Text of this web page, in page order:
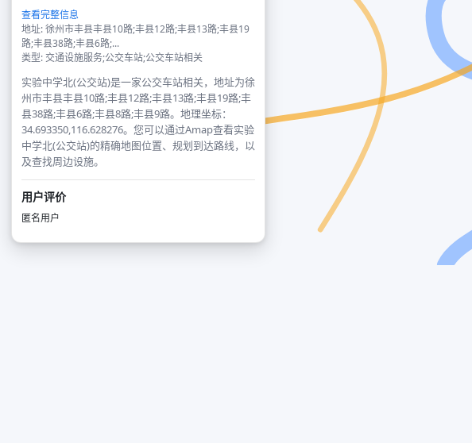
查看完整信息
地址: 徐州市丰县丰县10路;丰县12路;丰县13路;丰县19
路;丰县38路;丰县6路;...
类型: 交通设施服务;公交车站;公交车站相关
实验中学北(公交站)是一家公交车站相关，地址为徐
州市丰县丰县10路;丰县12路;丰县13路;丰县19路;丰
县38路;丰县6路;丰县8路;丰县9路。地理坐标：
34.693350,116.628276。您可以通过Amap查看实验
中学北(公交站)的精确地图位置、规划到达路线，以
及查找周边设施。
用户评价
匿名用户